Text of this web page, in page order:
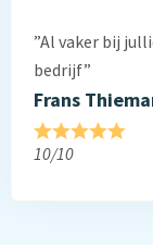
”Al vaker bij
bedrijf”
Frans
10/10